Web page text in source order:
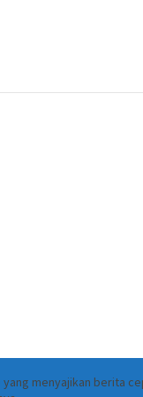
menyajikan berita